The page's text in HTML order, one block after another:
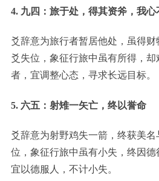
4. 九四：旅于处，得其资斧，我心
爻辞意为旅行者暂居他处，虽得财
爻失位，象征行旅中虽有所得，却
者，宜调整心态，寻求长远目标。
5. 六五：射雉一矢亡，终以誉命
爻辞意为射野鸡失一箭，终获美
位，象征行旅中虽有小失，终因德
宜以德服人，不计小失。